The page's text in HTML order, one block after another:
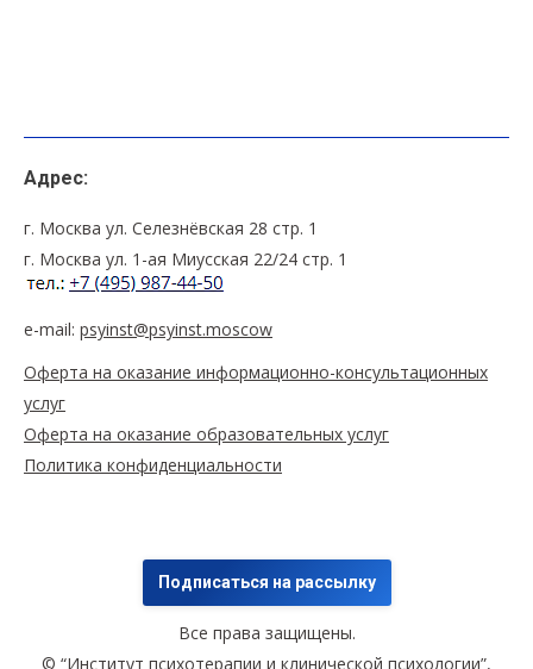
Адрес:
г. Москва ул. Селезнёвская 28 стр. 1
г. Москва ул. 1-ая Миусская 22/24 стр. 1
e-mail: psyinst@psyinst.moscow
Оферта на оказание информационно-консультационных
услуг
Оферта на оказание образовательных услуг
Политика конфиденциальности
Подписаться на рассылку
Все права защищены.
© “Институт психотерапии и клинической психологии”,